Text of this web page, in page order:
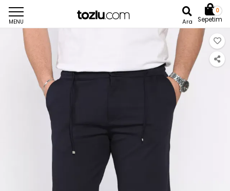
MENU Ara
0
Sepetim